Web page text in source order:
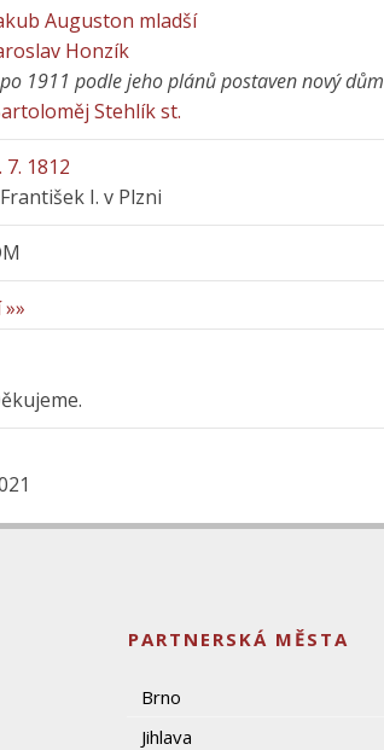
Auguston mladší
Honzík
po 1911 podle jeho plánů postaven nový dům
Stehlík st.
7. 1812
František I. v Plzni
PARTNERSKÁ MĚSTA
Brno
Jihlava